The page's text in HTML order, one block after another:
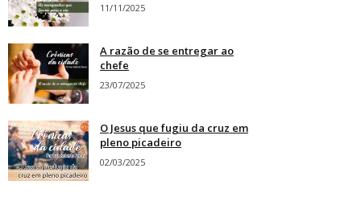
11/11/2025
A razão de se entregar ao
chefe
23/07/2025
O Jesus que fugiu da cruz em
pleno picadeiro
02/03/2025